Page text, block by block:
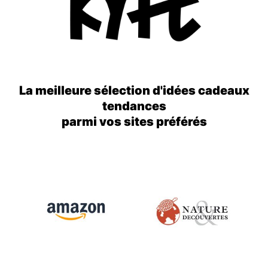
La meilleure sélection d'idées cadeaux
tendances
parmi vos sites préférés